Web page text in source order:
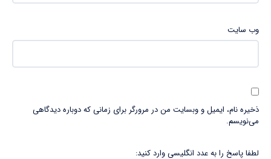
وب‌ سایت
ذخیره نام، ایمیل و وبسایت من در مرورگر برای زمانی که دوباره دیدگاهی
می‌نویسم.
لطفا پاسخ را به عدد انگلیسی وارد کنید: